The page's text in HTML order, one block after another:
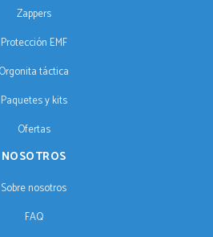
Zappers
Protección EMF
Orgonita táctica
Paquetes y kits
Ofertas
NOSOTROS
Sobre nosotros
FAQ